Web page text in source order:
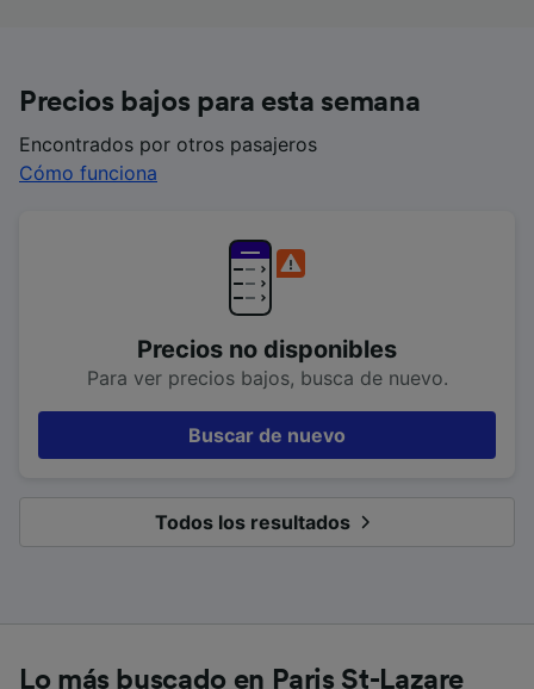
Precios bajos para esta semana
Encontrados por otros pasajeros
Cómo funciona
Precios no disponibles
Para ver precios bajos, busca de nuevo.
Buscar de nuevo
Todos los resultados
Lo más buscado en Paris St-Lazare